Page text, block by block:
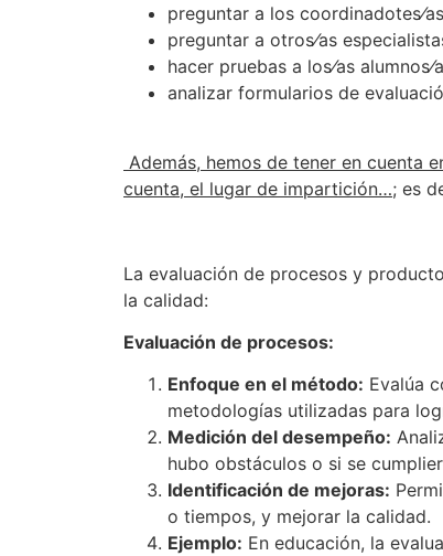
preguntar a los
preguntar a otros⁄as
hacer pruebas a los⁄as
analizar formularios de
Además, hemos de tener en cuenta
cuenta, el lugar de impartición…; es
La evaluación de procesos y
la calidad:
Evaluación de procesos:
Enfoque en el método: Evalúa
metodologías utilizadas para
Medición del desempeño:
hubo obstáculos o si se
Identificación de mejoras:
o tiempos, y mejorar la calidad.
Ejemplo: En educación, la